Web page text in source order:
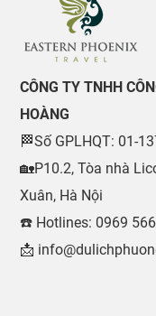
CÔNG TY TNHH
HOÀNG
🏁Số GPLHQT: 01-
🏡P10.2, Tòa nhà
Xuân, Hà Nội
☎️ Hotlines: 0969
📩